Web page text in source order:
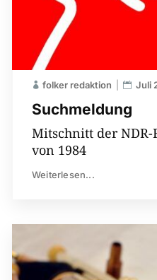
Suchmeldung
folker redaktion Juli
Mitschnitt der
von 1984
Weiterlesen...